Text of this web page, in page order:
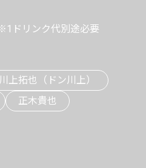
ドリンク代別途必要
川上拓也（ドン川上）
正木貴也